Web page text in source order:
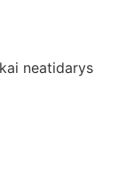
neatidarys